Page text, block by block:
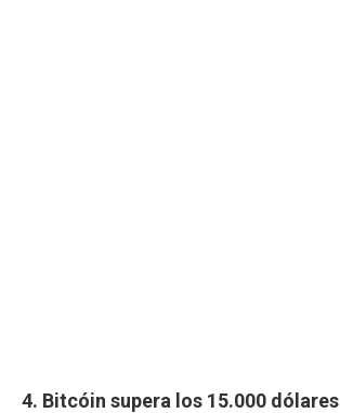
4. Bitcóin supera los 15.000 dólares